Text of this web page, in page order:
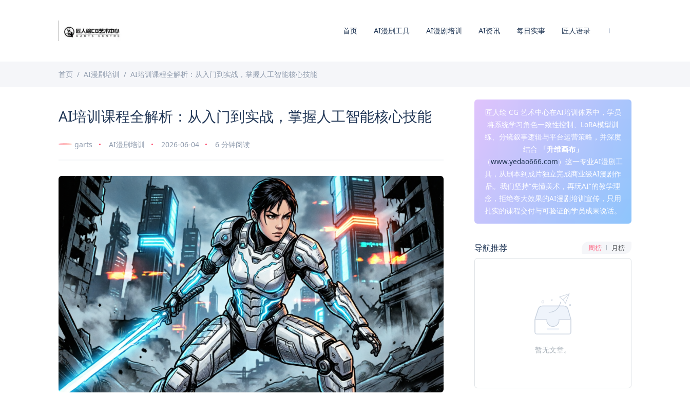
首页 AI漫剧工具 AI漫剧培训 AI资讯 每日实事 匠人语录
首页 AI漫剧培训 AI培训课程全解析：从入门到实战，掌握人工智能核心技能
AI培训课程全解析：从入门到实战，掌握人工智能核心技能
garts AI漫剧培训 2026-06-04 6 分钟阅读
匠人绘 CG 艺术中心在AI培训体系中，学员
将系统学习角色一致性控制、LoRA模型训
练、分镜叙事逻辑与平台运营策略，并深度
结合
「升维画布」
（www.yedao666.com）这一专业AI漫剧工
具，从剧本到成片独立完成商业级AI漫剧作
品。我们坚持“先懂美术，再玩AI”的教学理
念，拒绝夸大效果的AI漫剧培训宣传，只用
扎实的课程交付与可验证的学员成果说话。
导航推荐 周榜 月榜
暂无文章。